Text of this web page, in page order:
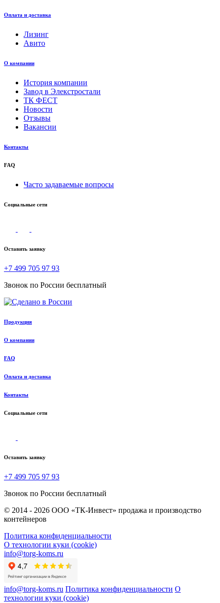
Оплата и доставка
Лизинг
Авито
О компании
История компании
Завод в Элекстростали
ТК ФЕСТ
Новости
Отзывы
Вакансии
Контакты
FAQ
Часто задаваемые вопросы
Социальные сети
Оставить заявку
+7 499 705 97 93
Звонок по России бесплатный
Продукция
О компании
FAQ
Оплата и доставка
Контакты
Социальные сети
Оставить заявку
+7 499 705 97 93
Звонок по России бесплатный
© 2014 - 2026 ООО «ТК-Инвест» продажа и производство
контейнеров
Политика конфиденциальности
О технологии куки (cookie)
info@torg-koms.ru
info@torg-koms.ru Политика конфиденциальности О
технологии куки (cookie)